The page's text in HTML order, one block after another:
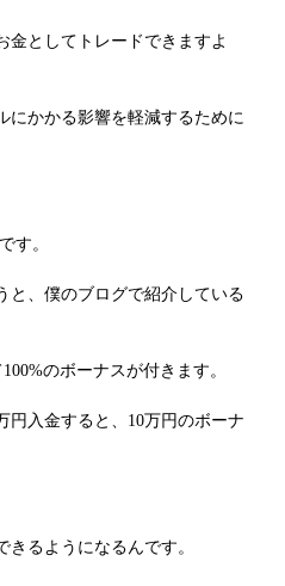
⾦としてトレードできますよ
にかかる影響を軽減するために
す。
と、僕のブログで紹介している
のボーナスが付きます。
円⼊⾦すると、10万円のボーナ
きるようになるんです。